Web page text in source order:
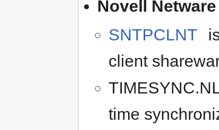
Novell Netware
SNTPCLNT
client
time